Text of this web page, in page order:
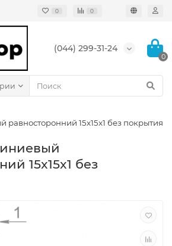
0 0
(044) 299-31-24
0
15x15x1 без покрытия
15x15x1 без